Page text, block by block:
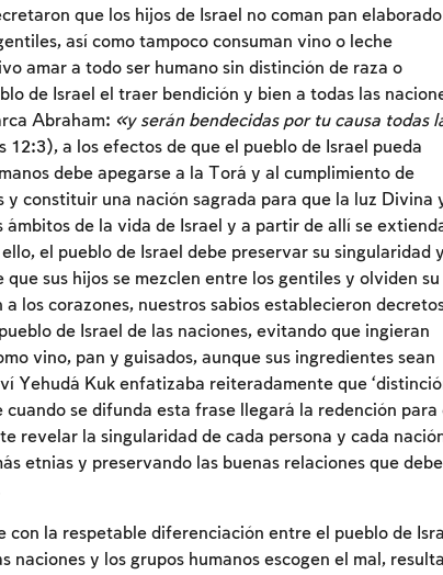
que los hijos de Israel no coman pan elaborado
así como tampoco consuman vino o leche
amar a todo ser humano sin distinción de raza o
de Israel el traer bendición y bien a todas las
Abraham: «y serán bendecidas por tu causa todas
a los efectos de que el pueblo de Israel pueda
debe apegarse a la Torá y al cumplimiento de
constituir una nación sagrada para que la luz Divina
ámbitos de la vida de Israel y a partir de allí se
el pueblo de Israel debe preservar su singularidad y
sus hijos se mezclen entre los gentiles y olviden su
los corazones, nuestros sabios establecieron
de Israel de las naciones, evitando que ingieran
vino, pan y guisados, aunque sus ingredientes sean
Yehudá Kuk enfatizaba reiteradamente que
cuando se difunda esta frase llegará la redención para
revelar la singularidad de cada persona y cada
etnias y preservando las buenas relaciones que
con la respetable diferenciación entre el pueblo de
naciones y los grupos humanos escogen el mal, resulta
requerida
debe conectarse a su
Conectarse